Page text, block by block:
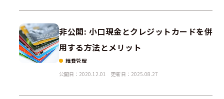
非公開: 小口現金とクレジットカードを併
用する方法とメリット
経費管理
公開日：2020.12.01
更新日：2025.08.27